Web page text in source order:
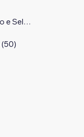
Software de Recrutamento e Seleção
(50)